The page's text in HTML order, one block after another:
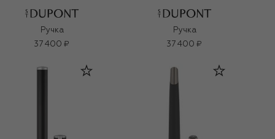
Ручка
37 400 ₽
Ручка
37 400 ₽